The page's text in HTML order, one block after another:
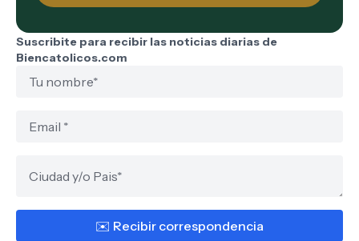
Suscribite para recibir las noticias diarias de
Biencatolicos.com